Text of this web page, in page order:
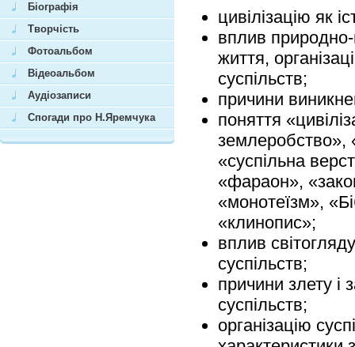
Біографія
Творчість
Фотоальбом
Відеоальбом
Аудіозаписи
Спогади про Н.Яремчука
цивілізацію як
вплив
життя,
суспільств;
причини
поняття
землеробство»,
«суспільна
«фараон»,
«монотеїзм»,
«клинопис»;
вплив
суспільств;
причини злету і
суспільств;
організацію